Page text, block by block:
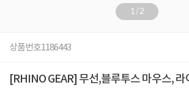
1/2
상품번호1186443
[RHINO GEAR] 무선,블루투스 마우스, 라